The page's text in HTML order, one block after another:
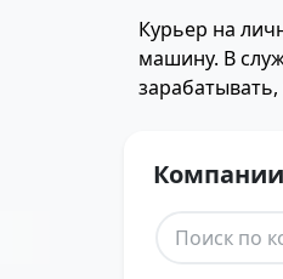
Курьер на
машину. В